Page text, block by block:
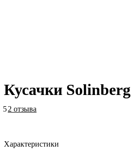
Кусачки Solinberg
52 отзыва
Характеристики